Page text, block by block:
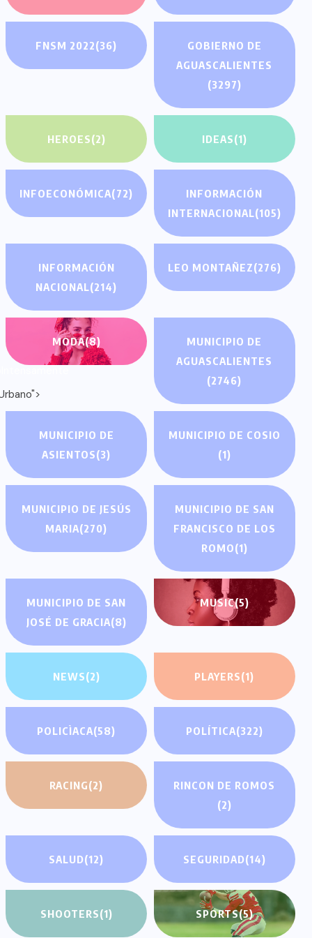
FNSM 2022(36)
GOBIERNO DE
AGUASCALIENTES
(3297)
HEROES(2) IDEAS(1)
INFOECONÓMICA(72)
INFORMACIÓN
INTERNACIONAL(105)
INFORMACIÓN
NACIONAL(214)
LEO MONTAÑEZ(276)
MODA(8)
MUNICIPIO DE
AGUASCALIENTES
(2746)
MUNICIPIO DE
ASIENTOS(3)
MUNICIPIO DE COSIO
(1)
MUNICIPIO DE JESÚS
MARIA(270)
MUNICIPIO DE SAN
FRANCISCO DE LOS
ROMO(1)
MUNICIPIO DE SAN
JOSÉ DE GRACIA(8)
MUSIC(5)
NEWS(2) PLAYERS(1)
POLICÌACA(58) POLÍTICA(322)
RACING(2)
RINCON DE ROMOS
(2)
SALUD(12) SEGURIDAD(14)
SHOOTERS(1) SPORTS(5)